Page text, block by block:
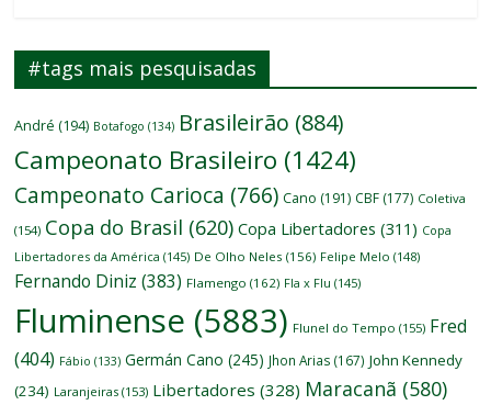
#tags mais pesquisadas
André (194) Botafogo (134) Brasileirão (884)
Campeonato Brasileiro (1424)
Campeonato Carioca (766) Cano (191) CBF (177) Coletiva
(154) Copa do Brasil (620) Copa Libertadores (311) Copa
Libertadores da América (145) De Olho Neles (156) Felipe Melo (148)
Fernando Diniz (383) Flamengo (162) Fla x Flu (145)
Fluminense (5883) Flunel do Tempo (155) Fred
(404) Fábio (133) Germán Cano (245) Jhon Arias (167) John Kennedy
(234) Laranjeiras (153) Libertadores (328) Maracanã (580)